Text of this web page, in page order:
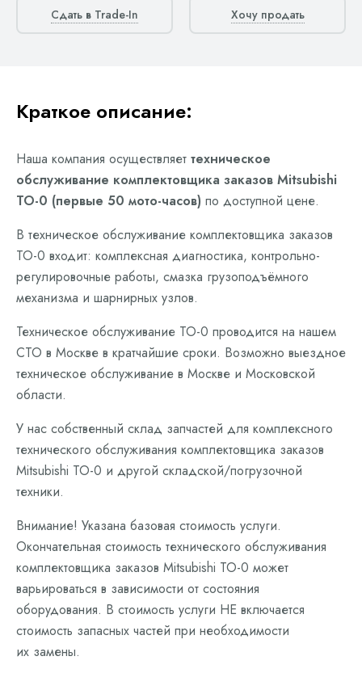
Сдать в Trade-In Хочу продать
Краткое описание:
Наша компания осуществляет техническое
обслуживание комплектовщика заказов Mitsubishi
ТО-0 (первые 50 мото-часов) по доступной цене.
В техническое обслуживание комплектовщика заказов
ТО-0 входит: комплексная диагностика, контрольно-
регулировочные работы, смазка грузоподъёмного
механизма и шарнирных узлов.
Техническое обслуживание ТО-0 проводится на нашем
СТО в Москве в кратчайшие сроки. Возможно выездное
техническое обслуживание в Москве и Московской
области.
У нас собственный склад запчастей для комплексного
технического обслуживания комплектовщика заказов
Mitsubishi ТО-0 и другой складской/погрузочной
техники.
Внимание! Указана базовая стоимость услуги.
Окончательная стоимость технического обслуживания
комплектовщика заказов Mitsubishi ТО-0 может
варьироваться в зависимости от состояния
оборудования. В стоимость услуги НЕ включается
стоимость запасных частей при необходимости
их замены.